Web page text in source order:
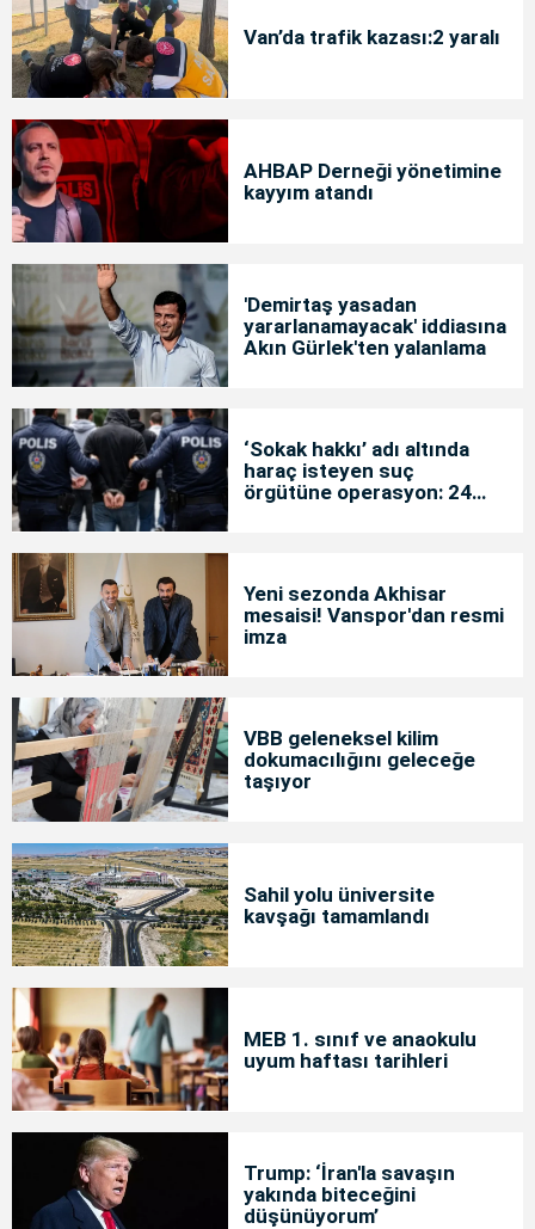
Van’da trafik kazası:2 yaralı
AHBAP Derneği yönetimine
kayyım atandı
'Demirtaş yasadan
yararlanamayacak' iddiasına
Akın Gürlek'ten yalanlama
‘Sokak hakkı’ adı altında
haraç isteyen suç
örgütüne operasyon: 24
Yeni sezonda Akhisar
mesaisi! Vanspor'dan resmi
imza
VBB geleneksel kilim
dokumacılığını geleceğe
taşıyor
Sahil yolu üniversite
kavşağı tamamlandı
MEB 1. sınıf ve anaokulu
uyum haftası tarihleri
Trump: ‘İran'la savaşın
yakında biteceğini
düşünüyorum’